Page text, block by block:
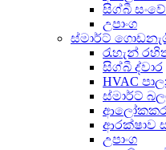
සිග්බී
උපාංග
ස්මාර්ට්
රැහැන්
සිග්බී ද්වාර
HVAC
ස්මාර්ට්
ආරක්ෂාව
උපාංග